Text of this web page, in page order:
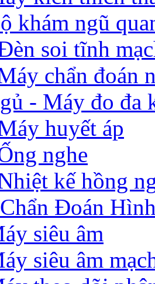
khám ngũ
soi tĩnh
chẩn đoán
- Máy đo đa
huyết áp
nghe
kế hồng
Đoán
siêu âm
siêu âm